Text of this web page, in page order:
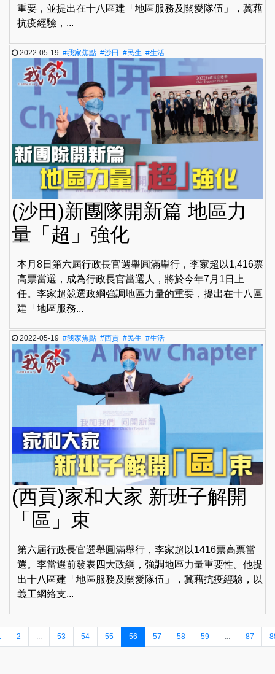
重要，並提出在十八區建「地區服務及關愛隊伍」，冀藉
抗疫經驗，...
2022-05-19#我家焦點 #沙田 #民生 #生活
(沙田)新團隊開新篇 地區力
量「超」強化
本月8日第六屆行政長官選舉圓滿舉行，李家超以1,416票
高票當選，成為行政長官當選人，將於今年7月1日上
任。李家超競選政綱強調地區力量的重要，提出在十八區
建「地區服務...
2022-05-19#我家焦點 #西貢 #民生 #生活
(西貢)家和大家 新班子解開
「區」束
第六屆行政長官選舉圓滿舉行，李家超以1416票高票當
選。李當選前發表四大政綱，強調地區力量重要性。他提
出十八區建「地區服務及關愛隊伍」，冀藉抗疫經驗，以
義工網絡支...
2 53 54 55 56 57 58 59 87